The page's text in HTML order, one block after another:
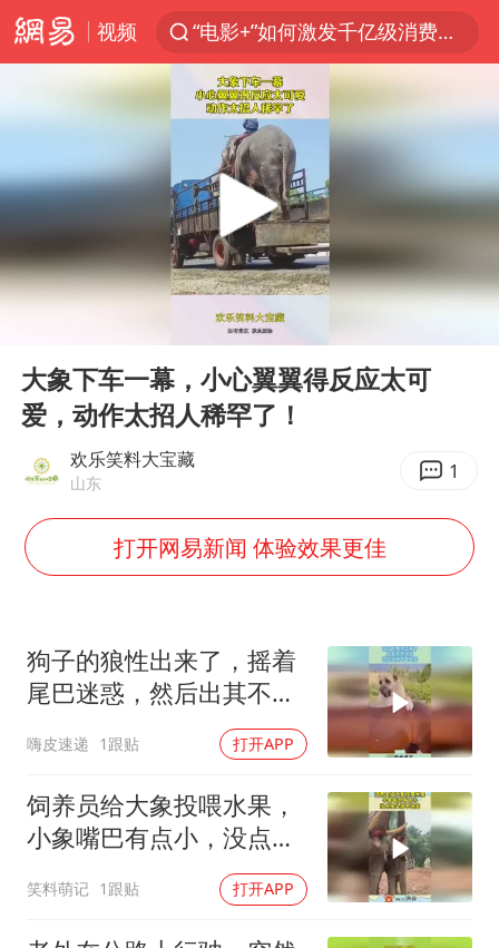
视频
“电影+”如何激发千亿级消费新活力？
“东北超”哈尔滨主场收官战小贴士
泉州市委书记张毅恭被查
沙特土耳其巴基斯坦签署共同防务协议
中医教你一招提升气血
多地严查未成年飙车炸街
欧阳娜娜窦靖童好搭
河南将重点打击十类新型黑恶犯罪
“新疆阿勒泰八月能滑雪”不实
夯实基础开新局
大象下车一幕，小心翼翼得反应太可
爱，动作太招人稀罕了！
欢乐笑料大宝藏
山东 1
打开网易新闻 体验效果更佳
狗子的狼性出来了，摇着
尾巴迷惑，然后出其不备
嗨皮速递 1跟贴 打开APP
饲养员给大象投喂水果，
小象嘴巴有点小，没点准
笑料萌记 1跟贴 打开APP